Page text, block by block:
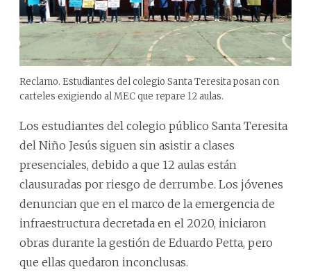
Reclamo. Estudiantes del colegio Santa Teresita posan con
carteles exigiendo al MEC que repare 12 aulas.
Los estudiantes del colegio público Santa Teresita
del Niño Jesús siguen sin asistir a clases
presenciales, debido a que 12 aulas están
clausuradas por riesgo de derrumbe. Los jóvenes
denuncian que en el marco de la emergencia de
infraestructura decretada en el 2020, iniciaron
obras durante la gestión de Eduardo Petta, pero
que ellas quedaron inconclusas.